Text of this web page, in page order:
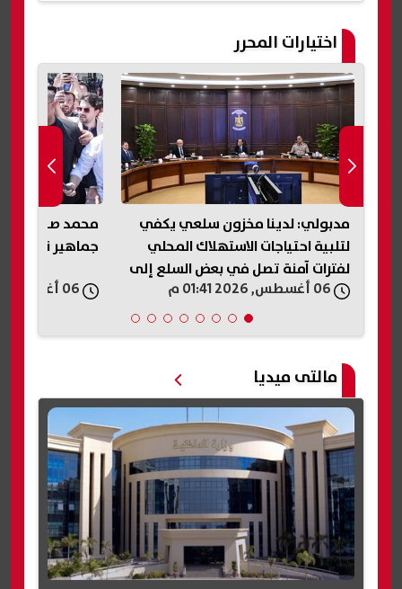
اختيارات المحرر
محمد صلاح.. استقبال تاريخي من
جماهير نادي طرابزون سبور التركي
لاستكشاف
مالتى ميديا